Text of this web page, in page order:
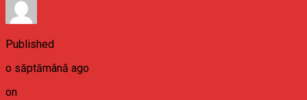
Published
o săptămână ago
on